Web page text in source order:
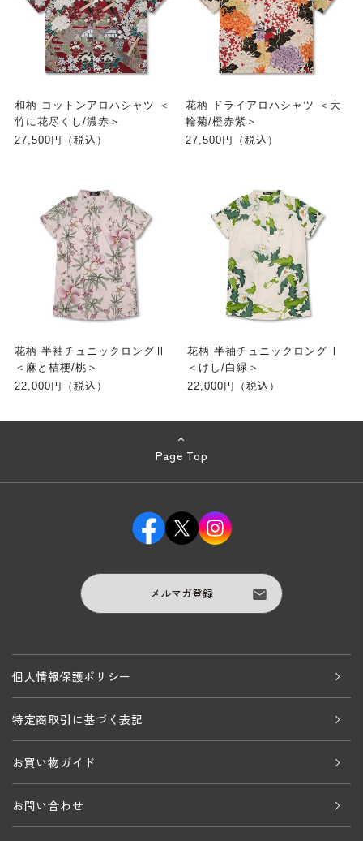
和柄 コットンアロハシャツ ＜
竹に花尽くし/濃赤＞
27,500円（税込）
花柄 ドライアロハシャツ ＜大
輪菊/橙赤紫＞
27,500円（税込）
花柄 半袖チュニックロングⅡ
＜麻と桔梗/桃＞
22,000円（税込）
花柄 半袖チュニックロングⅡ
＜けし/白緑＞
22,000円（税込）
Page Top
メルマガ登録
個人情報保護ポリシー
特定商取引に基づく表記
お買い物ガイド
お問い合わせ